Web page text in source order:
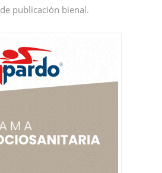
de publicación bienal.